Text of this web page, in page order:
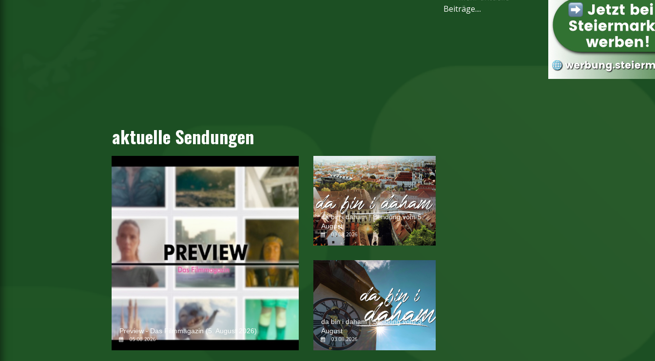
aktuelle Sendungen
Preview - Das Filmmagazin (5. August 2026)
05.08.2026
da bin i daham | Sendung vom 5.
August
03.08.2026
da bin i daham | Sendung vom 3.
August
03.08.2026
Beiträge....